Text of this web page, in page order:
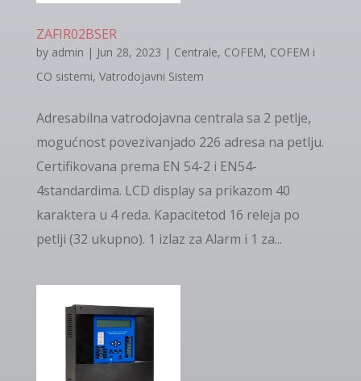
ZAFIR02BSER
by admin | Jun 28, 2023 | Centrale, COFEM, COFEM i
CO sistemi, Vatrodojavni Sistem
Adresabilna vatrodojavna centrala sa 2 petlje,
mogućnost povezivanjado 226 adresa na petlju.
Certifikovana prema EN 54-2 i EN54-
4standardima. LCD display sa prikazom 40
karaktera u 4 reda. Kapacitetod 16 releja po
petlji (32 ukupno). 1 izlaz za Alarm i 1 za...